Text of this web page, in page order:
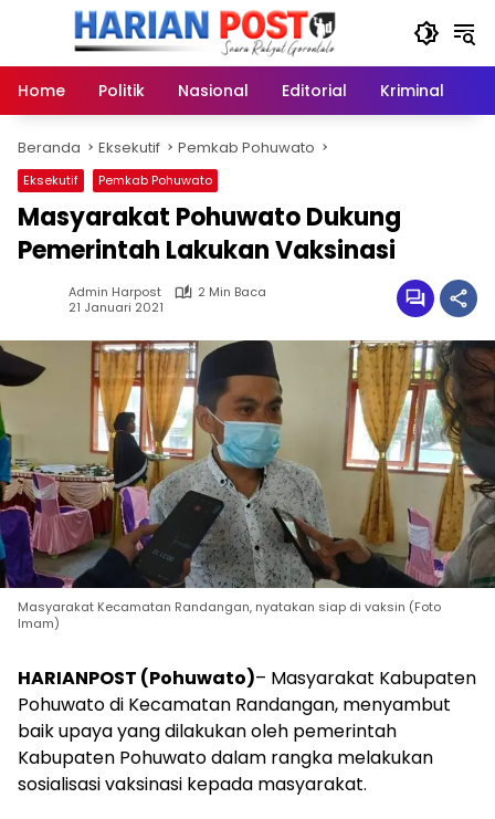
Home
Politik Nasional Editorial Kriminal
Beranda Eksekutif Pemkab Pohuwato
Eksekutif Pemkab Pohuwato
Masyarakat Pohuwato Dukung
Pemerintah Lakukan Vaksinasi
Admin Harpost
2 Min Baca
21 Januari 2021
Masyarakat Kecamatan Randangan, nyatakan siap di vaksin (Foto
Imam)
HARIANPOST (Pohuwato)– Masyarakat Kabupaten
Pohuwato di Kecamatan Randangan, menyambut
baik upaya yang dilakukan oleh pemerintah
Kabupaten Pohuwato dalam rangka melakukan
sosialisasi vaksinasi kepada masyarakat.